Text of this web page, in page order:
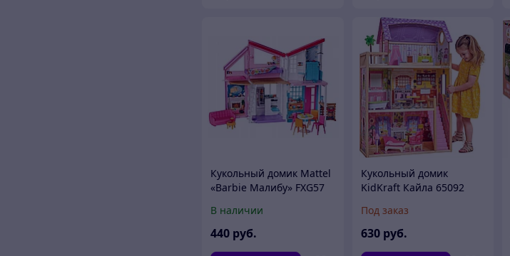
Кукольный домик Mattel
«Barbie Малибу» FXG57
В наличии
440 руб.
Кукольный домик
KidKraft Кайла 65092
Под заказ
630 руб.